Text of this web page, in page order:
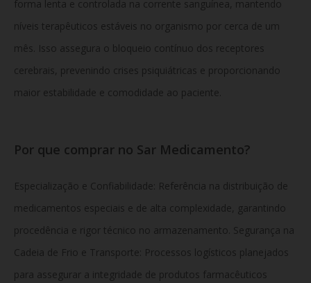
forma lenta e controlada na corrente sanguínea, mantendo
níveis terapêuticos estáveis no organismo por cerca de um
mês. Isso assegura o bloqueio contínuo dos receptores
cerebrais, prevenindo crises psiquiátricas e proporcionando
maior estabilidade e comodidade ao paciente.
Por que comprar no Sar Medicamento?
Especialização e Confiabilidade: Referência na distribuição de
medicamentos especiais e de alta complexidade, garantindo
procedência e rigor técnico no armazenamento. Segurança na
Cadeia de Frio e Transporte: Processos logísticos planejados
para assegurar a integridade de produtos farmacêuticos